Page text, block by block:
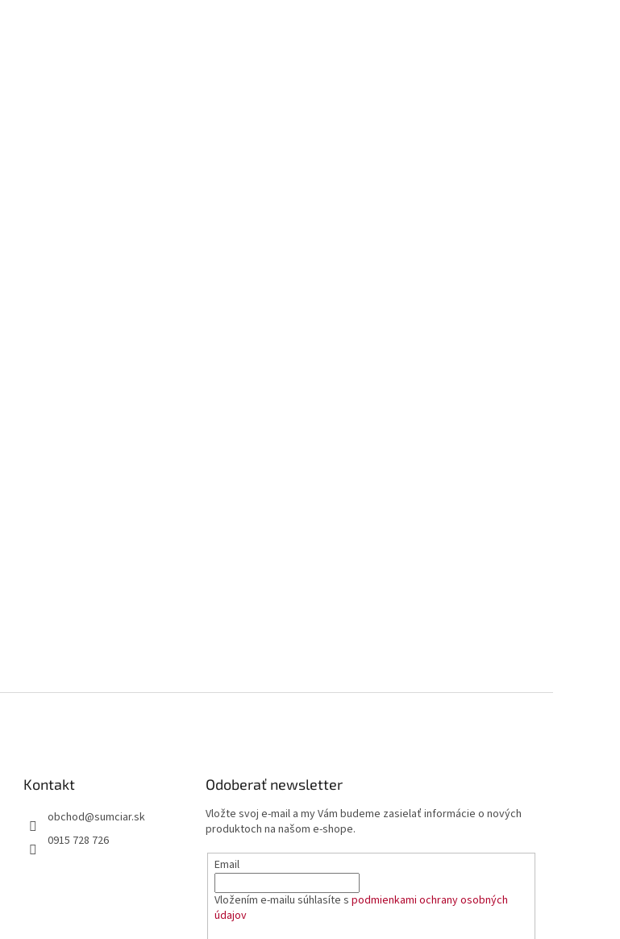
Kontakt
obchod@sumciar.sk
0915 728 726
Odoberať newsletter
Vložte svoj e-mail a my Vám budeme zasielať informácie o nových
produktoch na našom e-shope.
Email
Vložením e-mailu súhlasíte spodmienkami ochrany osobných
údajov